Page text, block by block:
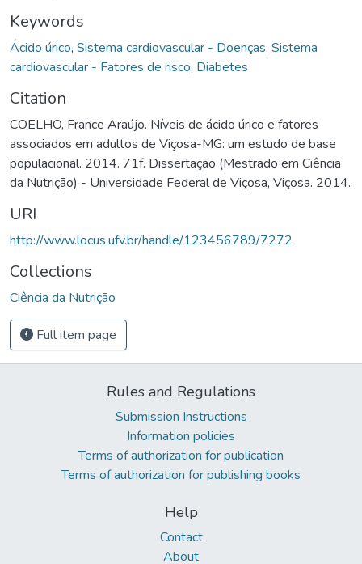
Keywords
Ácido úrico, Sistema cardiovascular - Doenças, Sistema
cardiovascular - Fatores de risco, Diabetes
Citation
COELHO, France Araújo. Níveis de ácido úrico e fatores
associados em adultos de Viçosa-MG: um estudo de base
populacional. 2014. 71f. Dissertação (Mestrado em Ciência
da Nutrição) - Universidade Federal de Viçosa, Viçosa. 2014.
URI
http://www.locus.ufv.br/handle/123456789/7272
Collections
Ciência da Nutrição
Full item page
Rules and Regulations
Submission Instructions
Information policies
Terms of authorization for publication
Terms of authorization for publishing books
Help
Contact
About